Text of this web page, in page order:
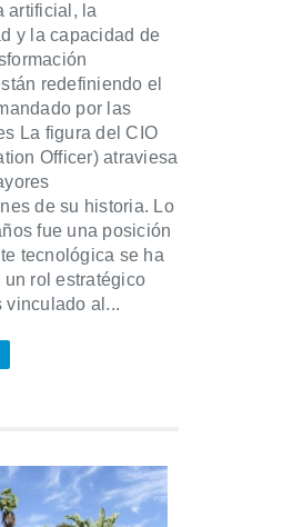
artificial, la
y la capacidad de
redefiniendo el
por las
La figura del CIO
Officer) atraviesa
de su historia. Lo
fue una posición
tecnológica se ha
rol estratégico
vinculado al...